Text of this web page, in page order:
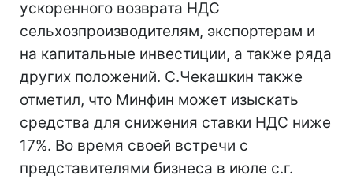
ускоренного возврата НДС
сельхозпроизводителям, экспортерам и
на капитальные инвестиции, а также ряда
других положений. С.Чекашкин также
отметил, что Минфин может изыскать
средства для снижения ставки НДС ниже
17%. Во время своей встречи с
представителями бизнеса в июле с.г.